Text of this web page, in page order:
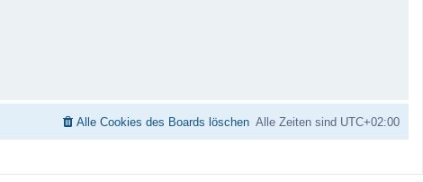
Alle Zeiten sind UTC+02:00
Alle Cookies des Boards löschen